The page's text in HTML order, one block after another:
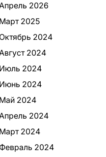
2026
Март 2025
Октябрь 2024
2024
Июль 2024
Июнь 2024
Май 2024
2024
Март 2024
Февраль 2024